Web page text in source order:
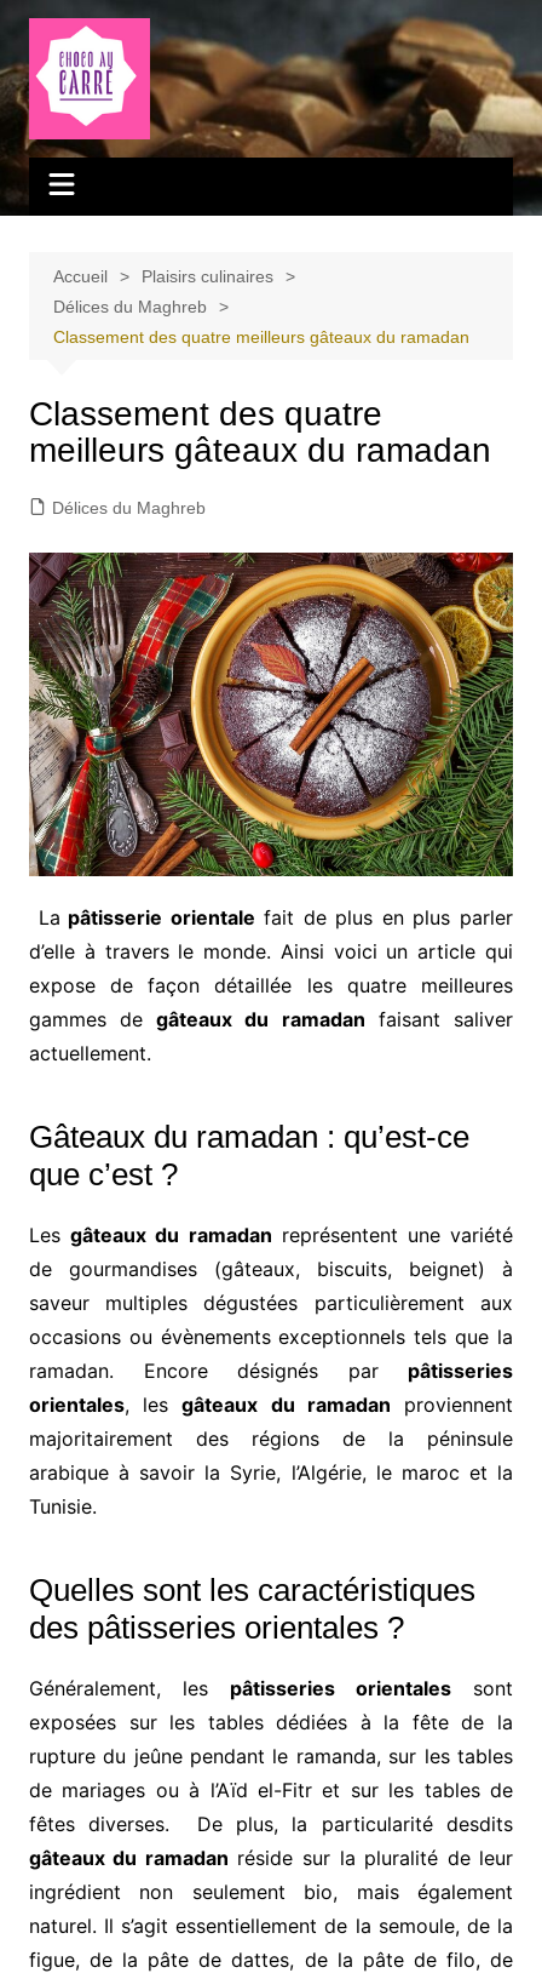
Aller
contenu
Accueil
Plaisirs culinaires
Délices du Maghreb
Classement des quatre meilleurs gâteaux du ramadan
Classement des quatre
meilleurs gâteaux du ramadan
Délices du Maghreb
La pâtisserie orientale fait de plus en plus parler
d’elle à travers le monde. Ainsi voici un article qui
expose de façon détaillée les quatre meilleures
gammes degâteaux du ramadan faisant saliver
actuellement.
Gâteaux du ramadan : qu’est-ce
que c’est ?
Lesgâteaux du ramadan représentent une variété
de gourmandises (gâteaux, biscuits, beignet) à
saveur multiples dégustées particulièrement aux
occasions ou évènements exceptionnels tels que la
ramadan. Encore désignés par pâtisseries
orientales, lesgâteaux du ramadan proviennent
majoritairement des régions de la péninsule
arabique à savoir la Syrie, l’Algérie, le maroc et la
Tunisie.
Quelles sont les caractéristiques
des pâtisseries orientales ?
Généralement, les pâtisseries orientales sont
exposées sur les tables dédiées à la fête de la
rupture du jeûne pendant le ramanda, sur les tables
de mariages ou à l’Aïd el-Fitr et sur les tables de
fêtes diverses. De plus, la particularité desdits
gâteaux du ramadan réside sur la pluralité de leur
ingrédient non seulement bio, mais également
naturel. Il s’agit essentiellement de la semoule, de la
figue, de la pâte de dattes, de la pâte de filo, de